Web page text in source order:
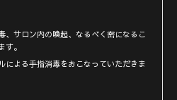
、サロン内の喚起、なるべく密になるこ
す。
による手指消毒をおこなっていただきま